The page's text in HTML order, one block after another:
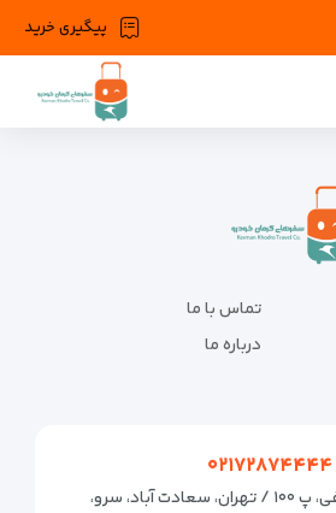
پیگیری خرید
تماس با ما
درباره ما
۰۲۱۷۲۸۷۴۴۴۴
تهران، ولی عصر، عاطفی، پ ۱۰۰ / تهران، سعادت آباد، سرو،